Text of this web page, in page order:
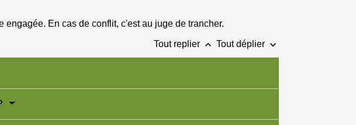
En cas de conflit, c'est au juge de trancher.
Tout replier keyboard_arrow_up Tout déplier keyboard_arrow_down